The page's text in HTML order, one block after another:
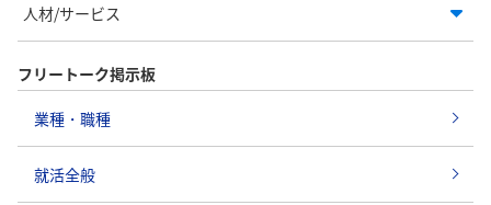
人材/サービス
フリートーク掲示板
業種・職種
就活全般